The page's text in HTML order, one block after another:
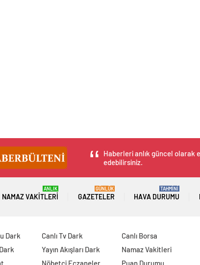
Haberleri anlık güncel olarak
edebilirsiniz.
NAMAZ VAKITLERI
ANLIK
GAZETELER
GÜNLÜK
HAVA DURUMU
TAHMİNİ
Dark
Canlı Tv Dark
Yayın Akışları Dark
Nöbetçi Eczaneler
Canlı Borsa
Namaz Vakitleri
Puan Durumu